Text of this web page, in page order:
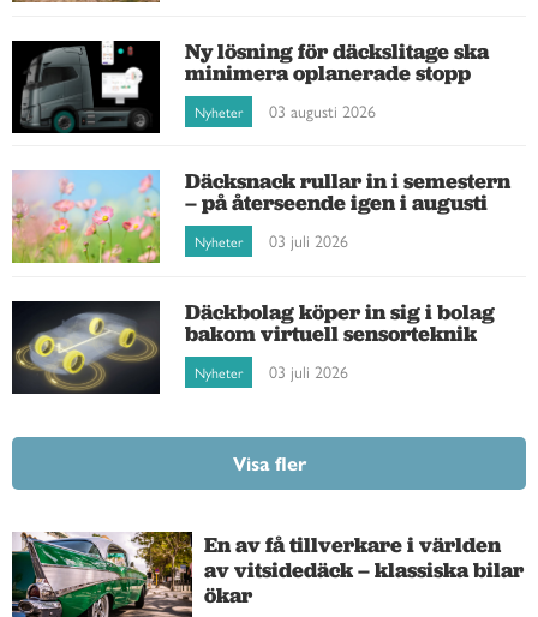
Ny lösning för däckslitage ska
minimera oplanerade stopp
Nyheter 03 augusti 2026
Däcksnack rullar in i semestern
– på återseende igen i augusti
Nyheter 03 juli 2026
Däckbolag köper in sig i bolag
bakom virtuell sensorteknik
Nyheter 03 juli 2026
Visa fler
En av få tillverkare i världen
av vitsidedäck – klassiska bilar
ökar